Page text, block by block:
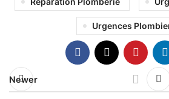
Urgences
Newer